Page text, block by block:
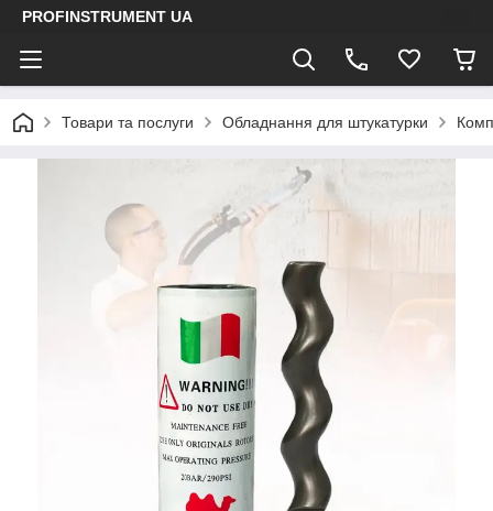
PROFINSTRUMENT UA
Товари та послуги Обладнання для штукатурки